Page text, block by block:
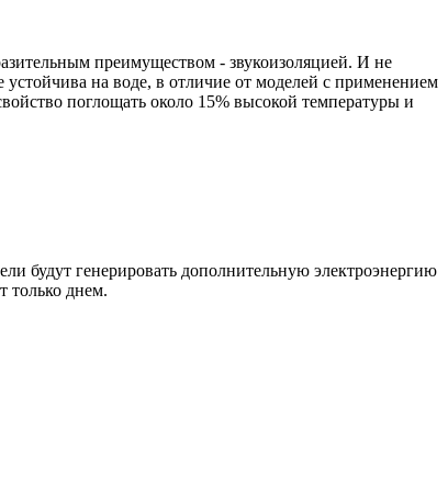
преимуществом - звукоизоляцией. И не
устойчива на воде, в отличие от моделей с применением
поглощать около 15% высокой температуры и
будут генерировать дополнительную электроэнергию
только днем.